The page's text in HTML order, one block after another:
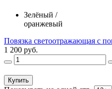
Зелёный /
оранжевый
Повязка светоотражающая с
1 200 руб.
Купить